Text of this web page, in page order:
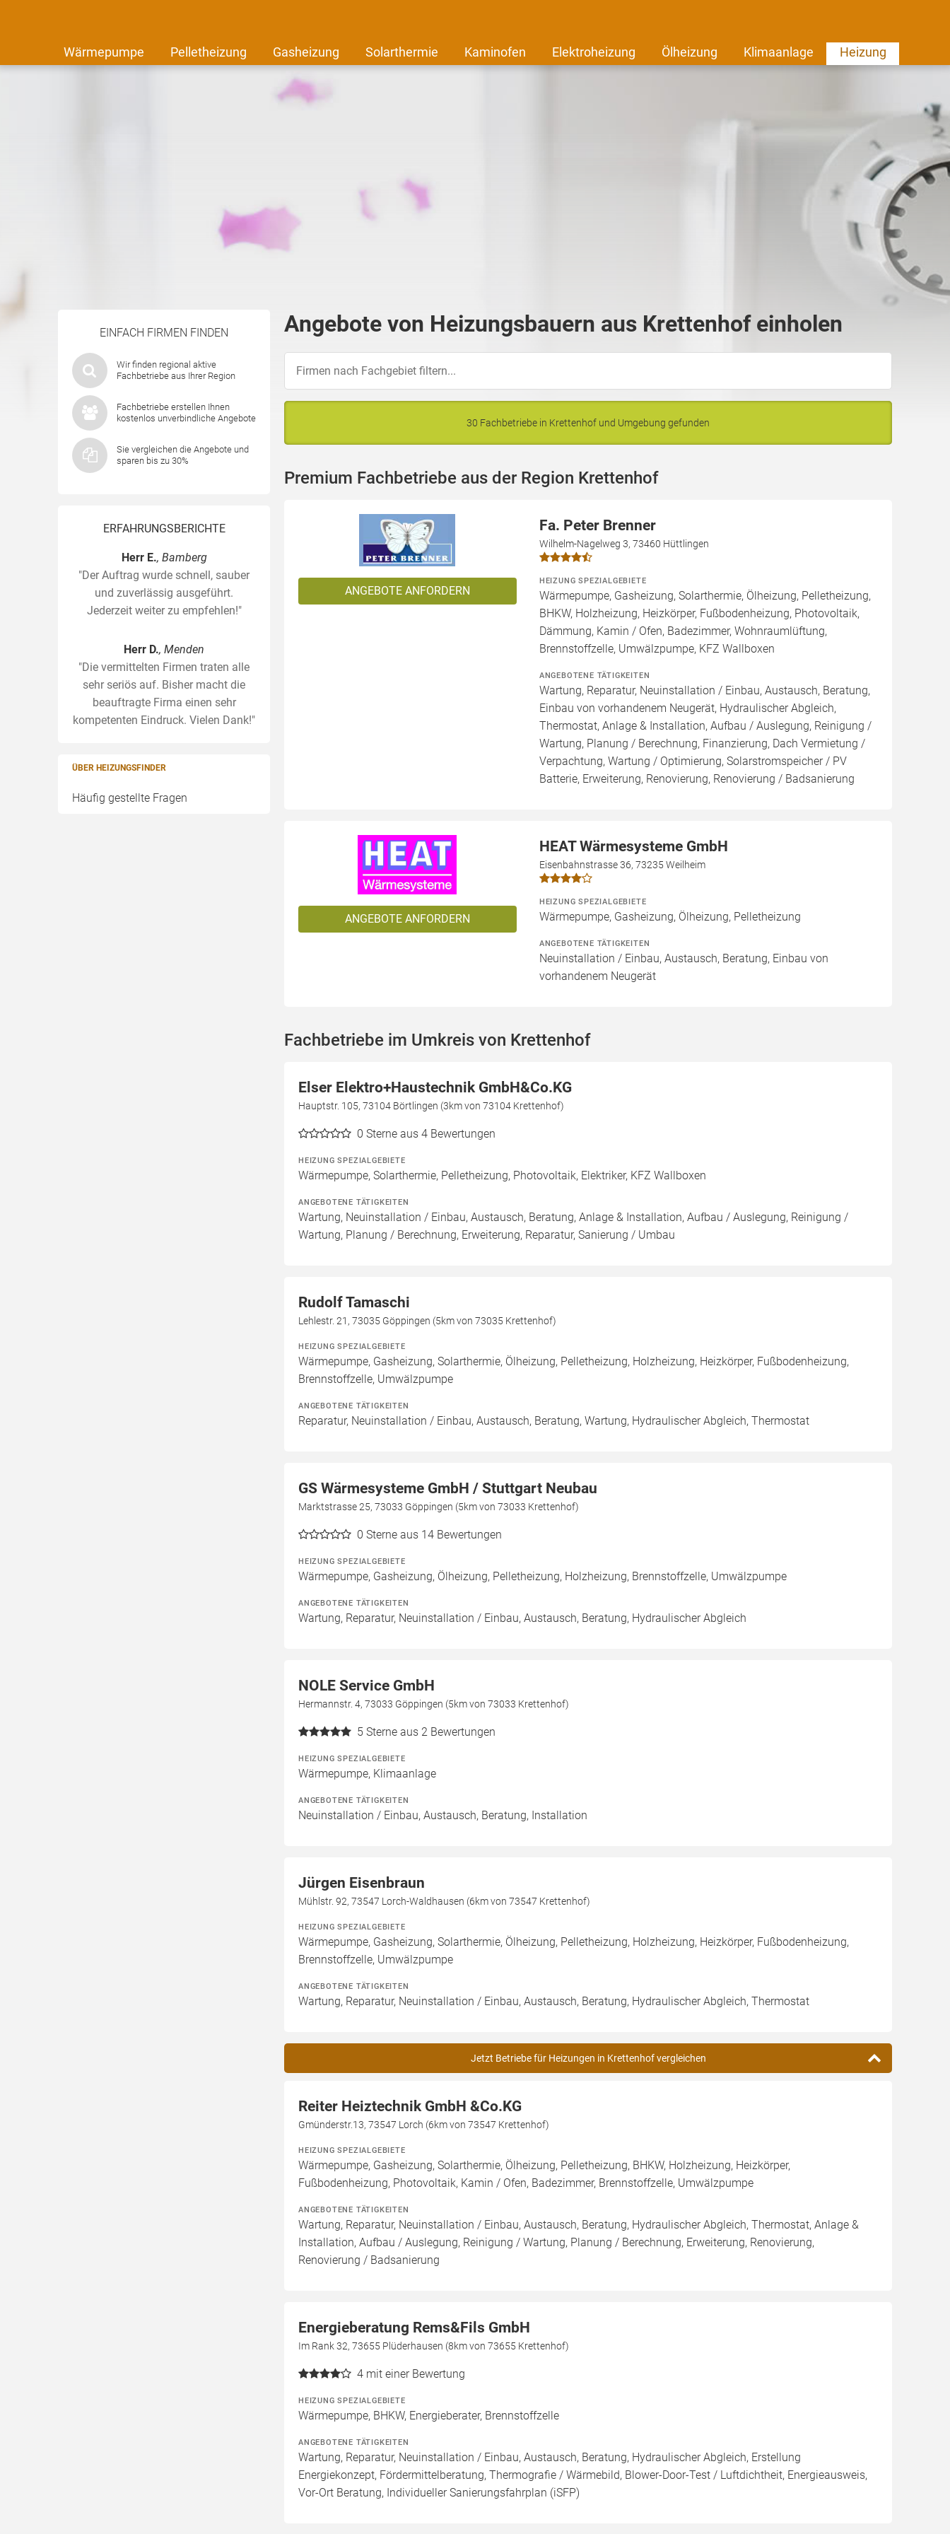
Wärmepumpe Pelletheizung Gasheizung Solarthermie Kaminofen Elektroheizung Ölheizung Klimaanlage Heizung
EINFACH FIRMEN FINDEN
Wir finden regional aktive
Fachbetriebe aus Ihrer Region
Fachbetriebe erstellen Ihnen
kostenlos unverbindliche Angebote
Sie vergleichen die Angebote und
sparen bis zu 30%
ERFAHRUNGSBERICHTE
Herr E., Bamberg
"Der Auftrag wurde schnell, sauber
und zuverlässig ausgeführt.
Jederzeit weiter zu empfehlen!"
Herr D., Menden
"Die vermittelten Firmen traten alle
sehr seriös auf. Bisher macht die
beauftragte Firma einen sehr
kompetenten Eindruck. Vielen Dank!"
ÜBER HEIZUNGSFINDER
Häufig gestellte Fragen
Angebote von Heizungsbauern aus Krettenhof einholen
30 Fachbetriebe in Krettenhof und Umgebung gefunden
Premium Fachbetriebe aus der Region Krettenhof
ANGEBOTE ANFORDERN
Fa. Peter Brenner
Wilhelm-Nagelweg 3, 73460 Hüttlingen
HEIZUNG SPEZIALGEBIETE
Wärmepumpe, Gasheizung, Solarthermie, Ölheizung, Pelletheizung,
BHKW, Holzheizung, Heizkörper, Fußbodenheizung, Photovoltaik,
Dämmung, Kamin / Ofen, Badezimmer, Wohnraumlüftung,
Brennstoffzelle, Umwälzpumpe, KFZ Wallboxen
ANGEBOTENE TÄTIGKEITEN
Wartung, Reparatur, Neuinstallation / Einbau, Austausch, Beratung,
Einbau von vorhandenem Neugerät, Hydraulischer Abgleich,
Thermostat, Anlage & Installation, Aufbau / Auslegung, Reinigung /
Wartung, Planung / Berechnung, Finanzierung, Dach Vermietung /
Verpachtung, Wartung / Optimierung, Solarstromspeicher / PV
Batterie, Erweiterung, Renovierung, Renovierung / Badsanierung
ANGEBOTE ANFORDERN
HEAT Wärmesysteme GmbH
Eisenbahnstrasse 36, 73235 Weilheim
HEIZUNG SPEZIALGEBIETE
Wärmepumpe, Gasheizung, Ölheizung, Pelletheizung
ANGEBOTENE TÄTIGKEITEN
Neuinstallation / Einbau, Austausch, Beratung, Einbau von
vorhandenem Neugerät
Fachbetriebe im Umkreis von Krettenhof
Elser Elektro+Haustechnik GmbH&Co.KG
Hauptstr. 105, 73104 Börtlingen (3km von 73104 Krettenhof)
0 Sterne aus 4 Bewertungen
HEIZUNG SPEZIALGEBIETE
Wärmepumpe, Solarthermie, Pelletheizung, Photovoltaik, Elektriker, KFZ Wallboxen
ANGEBOTENE TÄTIGKEITEN
Wartung, Neuinstallation / Einbau, Austausch, Beratung, Anlage & Installation, Aufbau / Auslegung, Reinigung /
Wartung, Planung / Berechnung, Erweiterung, Reparatur, Sanierung / Umbau
Rudolf Tamaschi
Lehlestr. 21, 73035 Göppingen (5km von 73035 Krettenhof)
HEIZUNG SPEZIALGEBIETE
Wärmepumpe, Gasheizung, Solarthermie, Ölheizung, Pelletheizung, Holzheizung, Heizkörper, Fußbodenheizung,
Brennstoffzelle, Umwälzpumpe
ANGEBOTENE TÄTIGKEITEN
Reparatur, Neuinstallation / Einbau, Austausch, Beratung, Wartung, Hydraulischer Abgleich, Thermostat
GS Wärmesysteme GmbH / Stuttgart Neubau
Marktstrasse 25, 73033 Göppingen (5km von 73033 Krettenhof)
0 Sterne aus 14 Bewertungen
HEIZUNG SPEZIALGEBIETE
Wärmepumpe, Gasheizung, Ölheizung, Pelletheizung, Holzheizung, Brennstoffzelle, Umwälzpumpe
ANGEBOTENE TÄTIGKEITEN
Wartung, Reparatur, Neuinstallation / Einbau, Austausch, Beratung, Hydraulischer Abgleich
NOLE Service GmbH
Hermannstr. 4, 73033 Göppingen (5km von 73033 Krettenhof)
5 Sterne aus 2 Bewertungen
HEIZUNG SPEZIALGEBIETE
Wärmepumpe, Klimaanlage
ANGEBOTENE TÄTIGKEITEN
Neuinstallation / Einbau, Austausch, Beratung, Installation
Jürgen Eisenbraun
Mühlstr. 92, 73547 Lorch-Waldhausen (6km von 73547 Krettenhof)
HEIZUNG SPEZIALGEBIETE
Wärmepumpe, Gasheizung, Solarthermie, Ölheizung, Pelletheizung, Holzheizung, Heizkörper, Fußbodenheizung,
Brennstoffzelle, Umwälzpumpe
ANGEBOTENE TÄTIGKEITEN
Wartung, Reparatur, Neuinstallation / Einbau, Austausch, Beratung, Hydraulischer Abgleich, Thermostat
Jetzt Betriebe für Heizungen in Krettenhof vergleichen
Reiter Heiztechnik GmbH &Co.KG
Gmünderstr.13, 73547 Lorch (6km von 73547 Krettenhof)
HEIZUNG SPEZIALGEBIETE
Wärmepumpe, Gasheizung, Solarthermie, Ölheizung, Pelletheizung, BHKW, Holzheizung, Heizkörper,
Fußbodenheizung, Photovoltaik, Kamin / Ofen, Badezimmer, Brennstoffzelle, Umwälzpumpe
ANGEBOTENE TÄTIGKEITEN
Wartung, Reparatur, Neuinstallation / Einbau, Austausch, Beratung, Hydraulischer Abgleich, Thermostat, Anlage &
Installation, Aufbau / Auslegung, Reinigung / Wartung, Planung / Berechnung, Erweiterung, Renovierung,
Renovierung / Badsanierung
Energieberatung Rems&Fils GmbH
Im Rank 32, 73655 Plüderhausen (8km von 73655 Krettenhof)
4 mit einer Bewertung
HEIZUNG SPEZIALGEBIETE
Wärmepumpe, BHKW, Energieberater, Brennstoffzelle
ANGEBOTENE TÄTIGKEITEN
Wartung, Reparatur, Neuinstallation / Einbau, Austausch, Beratung, Hydraulischer Abgleich, Erstellung
Energiekonzept, Fördermittelberatung, Thermografie / Wärmebild, Blower-Door-Test / Luftdichtheit, Energieausweis,
Vor-Ort Beratung, Individueller Sanierungsfahrplan (iSFP)